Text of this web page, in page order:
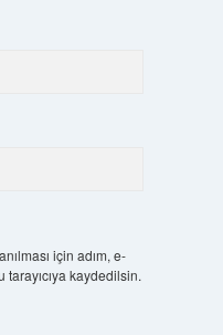
için adım, e-
kaydedilsin.